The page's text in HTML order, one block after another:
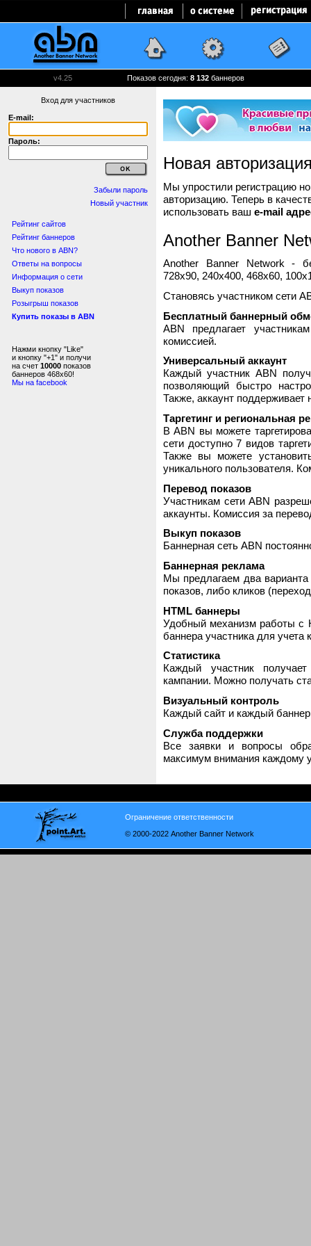
v4.25 Показов сегодня: 8 132 баннеров
Вход для участников
E-mail:
Пароль:
Забыли пароль
Новый участник
Рейтинг сайтов
Рейтинг баннеров
Что нового в ABN?
Ответы на вопросы
Информация о сети
Выкуп показов
Розыгрыш показов
Купить показы в ABN
Нажми кнопку "Like"
и кнопку "+1" и получи
на счет 10000 показов
баннеров 468x60!
Мы на facebook
Новая
Мы упростили регистрацию
авторизацию. Теперь в
использовать ваш e-mail
Another Banner
Another Banner Network -
728x90, 240x400, 468x60,
Становясь участником сети
Бесплатный баннерный
ABN предлагает
комиссией.
Универсальный аккаунт
Каждый участник ABN
позволяющий быстро
Также, аккаунт поддерживает
Таргетинг и региональная
В ABN вы можете
сети доступно 7 видов
Также вы можете
уникального пользователя.
Перевод показов
Участникам сети ABN
аккаунты. Комиссия за
Выкуп показов
Баннерная сеть ABN
Баннерная реклама
Мы предлагаем два
показов, либо кликов
HTML баннеры
Удобный механизм работы с
баннера участника для
Статистика
Каждый участник
кампании. Можно получать
Визуальный контроль
Каждый сайт и каждый
Служба поддержки
Все заявки и вопросы
максимум внимания каждому
Ограничение ответственности
© 2000-2022 Another Banner Network